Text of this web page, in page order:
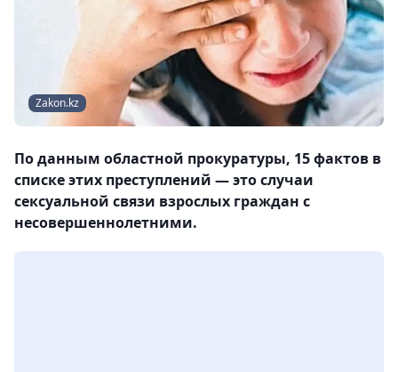
Zakon.kz
По данным областной прокуратуры, 15 фактов в
списке этих преступлений — это случаи
сексуальной связи взрослых граждан с
несовершеннолетними.